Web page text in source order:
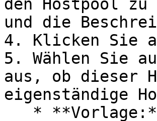
den Hostpool zu
und die
4. Klicken Sie
5. Wählen Sie
aus, ob dieser
eigenständige